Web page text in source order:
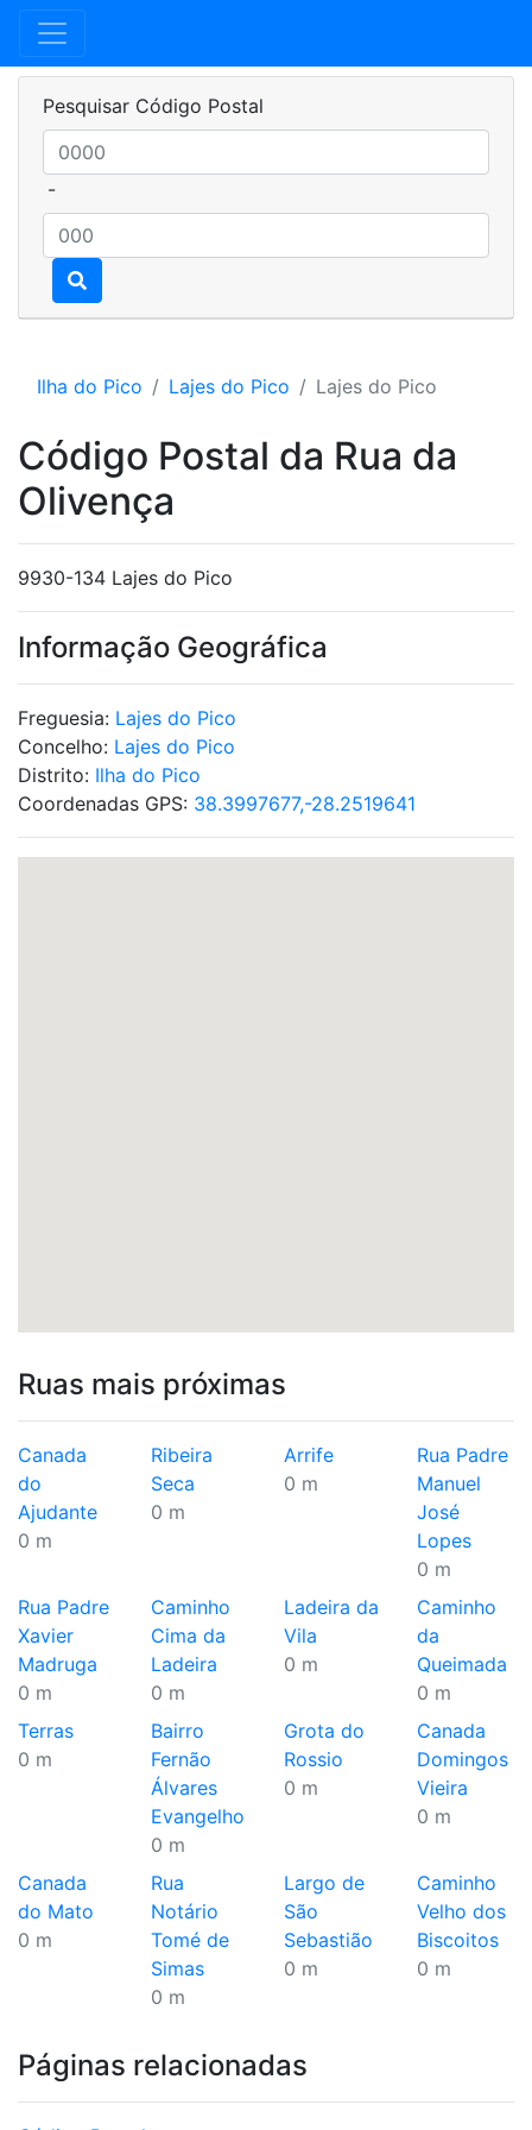
Pesquisar Código Postal
-
Ilha do Pico Lajes do Pico Lajes do Pico
Código Postal da Rua da
Olivença
9930-134 Lajes do Pico
Informação Geográfica
Freguesia: Lajes do Pico
Concelho: Lajes do Pico
Distrito: Ilha do Pico
Coordenadas GPS: 38.3997677,-28.2519641
Ruas mais próximas
Canada
do
Ajudante
0 m
Ribeira
Seca
0 m
Arrife
0 m
Rua Padre
Manuel
José
Lopes
0 m
Rua Padre
Xavier
Madruga
0 m
Caminho
Cima da
Ladeira
0 m
Ladeira da
Vila
0 m
Caminho
da
Queimada
0 m
Terras
0 m
Bairro
Fernão
Álvares
Evangelho
0 m
Grota do
Rossio
0 m
Canada
Domingos
Vieira
0 m
Canada
do Mato
0 m
Rua
Notário
Tomé de
Simas
0 m
Largo de
São
Sebastião
0 m
Caminho
Velho dos
Biscoitos
0 m
Páginas relacionadas